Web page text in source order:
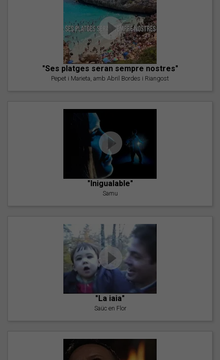
"Ses platges seran sempre nostres"
Pepet i Marieta, amb Abril Bordes i Riangost
"Inigualable"
Samu
"La iaia"
Saüc en Flor